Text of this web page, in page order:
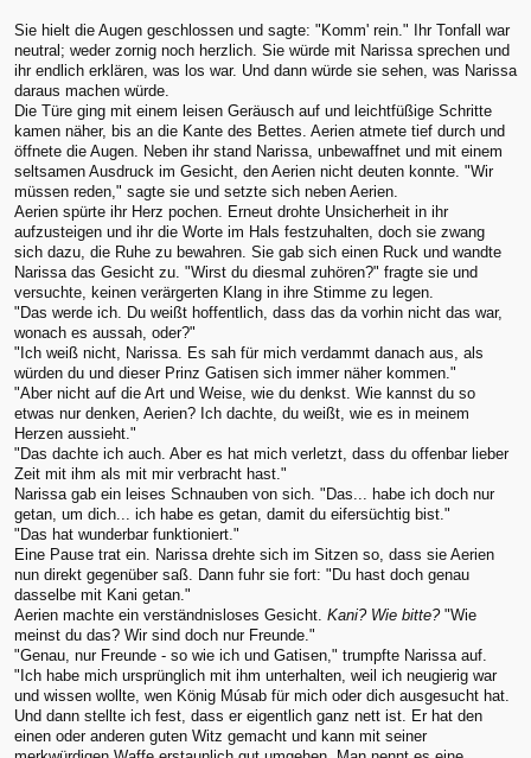
Sie hielt die Augen geschlossen und sagte: "Komm' rein." Ihr Tonfall war
neutral; weder zornig noch herzlich. Sie würde mit Narissa sprechen und
ihr endlich erklären, was los war. Und dann würde sie sehen, was Narissa
daraus machen würde.
Die Türe ging mit einem leisen Geräusch auf und leichtfüßige Schritte
kamen näher, bis an die Kante des Bettes. Aerien atmete tief durch und
öffnete die Augen. Neben ihr stand Narissa, unbewaffnet und mit einem
seltsamen Ausdruck im Gesicht, den Aerien nicht deuten konnte. "Wir
müssen reden," sagte sie und setzte sich neben Aerien.
Aerien spürte ihr Herz pochen. Erneut drohte Unsicherheit in ihr
aufzusteigen und ihr die Worte im Hals festzuhalten, doch sie zwang
sich dazu, die Ruhe zu bewahren. Sie gab sich einen Ruck und wandte
Narissa das Gesicht zu. "Wirst du diesmal zuhören?" fragte sie und
versuchte, keinen verärgerten Klang in ihre Stimme zu legen.
"Das werde ich. Du weißt hoffentlich, dass das da vorhin nicht das war,
wonach es aussah, oder?"
"Ich weiß nicht, Narissa. Es sah für mich verdammt danach aus, als
würden du und dieser Prinz Gatisen sich immer näher kommen."
"Aber nicht auf die Art und Weise, wie du denkst. Wie kannst du so
etwas nur denken, Aerien? Ich dachte, du weißt, wie es in meinem
Herzen aussieht."
"Das dachte ich auch. Aber es hat mich verletzt, dass du offenbar lieber
Zeit mit ihm als mit mir verbracht hast."
Narissa gab ein leises Schnauben von sich. "Das... habe ich doch nur
getan, um dich... ich habe es getan, damit du eifersüchtig bist."
"Das hat wunderbar funktioniert."
Eine Pause trat ein. Narissa drehte sich im Sitzen so, dass sie Aerien
nun direkt gegenüber saß. Dann fuhr sie fort: "Du hast doch genau
dasselbe mit Kani getan."
Aerien machte ein verständnisloses Gesicht. Kani? Wie bitte?"Wie
meinst du das? Wir sind doch nur Freunde."
"Genau, nur Freunde - so wie ich und Gatisen," trumpfte Narissa auf.
"Ich habe mich ursprünglich mit ihm unterhalten, weil ich neugierig war
und wissen wollte, wen König Músab für mich oder dich ausgesucht hat.
Und dann stellte ich fest, dass er eigentlich ganz nett ist. Er hat den
einen oder anderen guten Witz gemacht und kann mit seiner